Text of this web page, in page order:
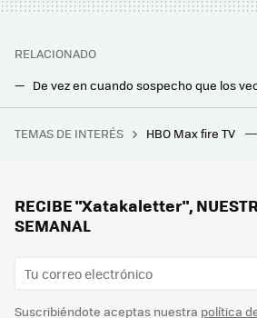
RELACIONADO
TEMAS DE INTERÉS HBO Max fire TV
RECIBE "Xatakaletter",
SEMANAL
Suscribiéndote aceptas nuestra política